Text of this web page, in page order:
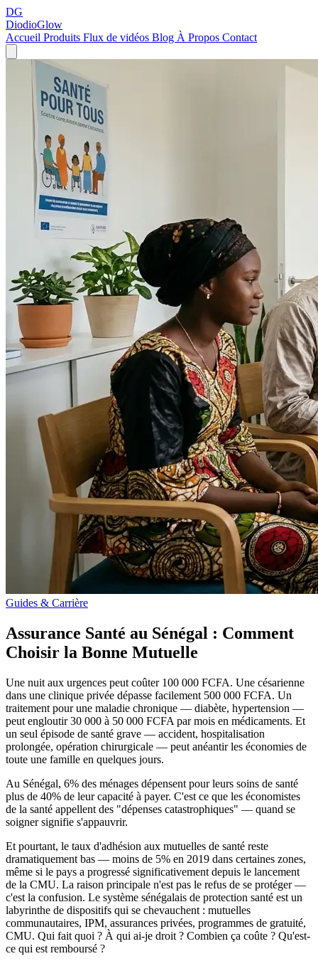
DG
DiodioGlow
Accueil Produits Flux de vidéos Blog À Propos Contact
Guides & Carrière
Assurance Santé au Sénégal : Comment
Choisir la Bonne Mutuelle
Une nuit aux urgences peut coûter 100 000 FCFA. Une césarienne
dans une clinique privée dépasse facilement 500 000 FCFA. Un
traitement pour une maladie chronique — diabète, hypertension —
peut engloutir 30 000 à 50 000 FCFA par mois en médicaments. Et
un seul épisode de santé grave — accident, hospitalisation
prolongée, opération chirurgicale — peut anéantir les économies de
toute une famille en quelques jours.
Au Sénégal, 6% des ménages dépensent pour leurs soins de santé
plus de 40% de leur capacité à payer. C'est ce que les économistes
de la santé appellent des "dépenses catastrophiques" — quand se
soigner signifie s'appauvrir.
Et pourtant, le taux d'adhésion aux mutuelles de santé reste
dramatiquement bas — moins de 5% en 2019 dans certaines zones,
même si le pays a progressé significativement depuis le lancement
de la CMU. La raison principale n'est pas le refus de se protéger —
c'est la confusion. Le système sénégalais de protection santé est un
labyrinthe de dispositifs qui se chevauchent : mutuelles
communautaires, IPM, assurances privées, programmes de gratuité,
CMU. Qui fait quoi ? À qui ai-je droit ? Combien ça coûte ? Qu'est-
ce qui est remboursé ?